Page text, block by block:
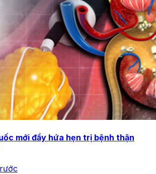
mới đầy hứa hẹn trị bệnh thận